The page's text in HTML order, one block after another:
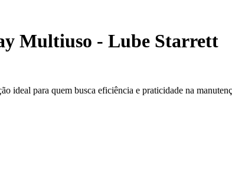
Multiuso - Lube Starrett
para quem busca eficiência e praticidade na